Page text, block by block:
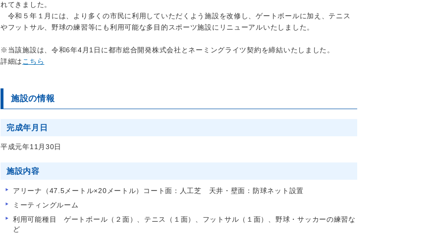
れてきました。
令和５年１月には、より多くの市民に利用していただくよう施設を改修し、ゲートボールに加え、テニス
やフットサル、野球の練習等にも利用可能な多目的スポーツ施設にリニューアルいたしました。
※当該施設は、令和6年4月1日に都市総合開発株式会社とネーミングライツ契約を締結いたしました。
詳細は こちら
施設の情報
完成年月日
平成元年11月30日
施設内容
アリーナ（47.5メートル×20メートル）コート面：人工芝 天井・壁面：防球ネット設置
ミーティングルーム
利用可能種目 ゲートボール（２面）、テニス（１面）、フットサル（１面）、野球・サッカーの練習な
ど